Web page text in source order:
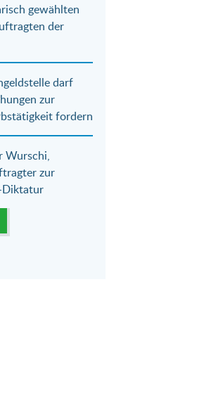
gewählten
der
darf
zur
fordern
Wurschi,
zur
Diktatur